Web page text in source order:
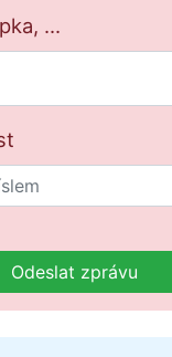
...
Odeslat zprávu